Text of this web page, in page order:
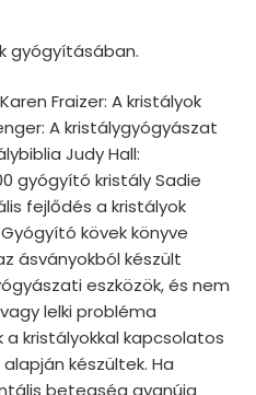
gyógyításában.
Fraizer: A kristályok
A kristálygyógyászat
Judy Hall:
gyógyító kristály Sadie
fejlődés a kristályok
kövek könyve
ásványokból készült
eszközök, és nem
lelki probléma
kristályokkal kapcsolatos
készültek. Ha
betegség gyanúja